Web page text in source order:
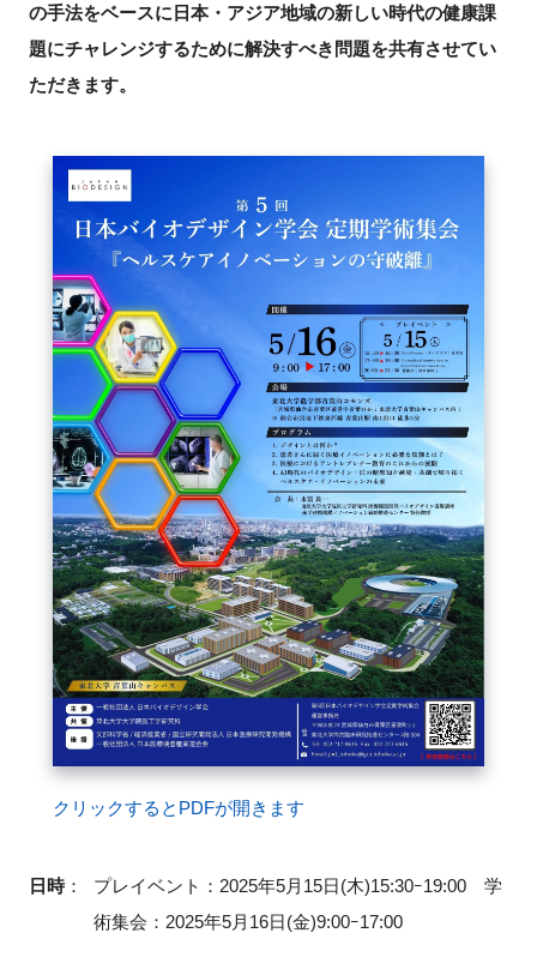
特別会員
施設・アクセス
イベントお知らせメール登録
閉じる
の手法をベースに日本・アジア地域の新しい時代の健康課
題にチャレンジするために解決すべき問題を共有させてい
ただきます。
クリックするとPDFが開きます
日時：
プレイベント：2025年5月15日(木)15:30ｰ19:00 学
術集会：2025年5月16日(金)9:00ｰ17:00